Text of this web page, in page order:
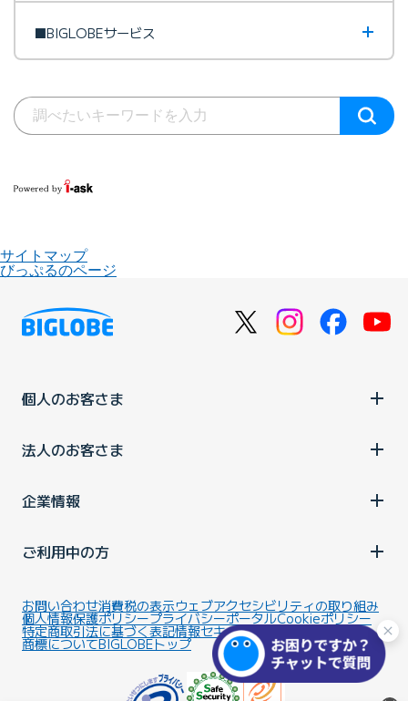
■BIGLOBEサービス
サイトマップ
びっぷるのページ
個人のお客さま
法人のお客さま
企業情報
ご利用中の方
お問い合わせ消費税の表示ウェブアクセシビリティの取り組み
個人情報保護ポリシープライバシーポータルCookieポリシー
特定商取引法に基づく表記情報セキュリティ基本方針
商標についてBIGLOBEトップ